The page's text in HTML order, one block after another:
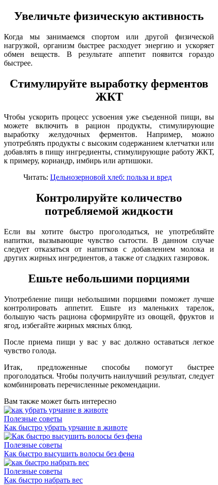
Увеличьте физическую активность
Когда мы занимаемся спортом или другой физической
нагрузкой, организм быстрее расходует энергию и ускоряет
обмен веществ. В результате аппетит появится гораздо
быстрее.
Стимулируйте выработку ферментов
ЖКТ
Чтобы ускорить процесс усвоения уже съеденной пищи, вы
можете включить в рацион продукты, стимулирующие
выработку желудочных ферментов. Например, можно
употреблять продукты с высоким содержанием клетчатки или
добавлять в пищу ингредиенты, стимулирующие работу ЖКТ,
к примеру, кориандр, имбирь или артишоки.
Читать: Цельнозерновой хлеб: польза и вред
Контролируйте количество
потребляемой жидкости
Если вы хотите быстро проголодаться, не употребляйте
напитки, вызывающие чувство сытости. В данном случае
следует отказаться от напитков с добавлением молока и
других жирных ингредиентов, а также от сладких газировок.
Ешьте небольшими порциями
Употребление пищи небольшими порциями поможет лучше
контролировать аппетит. Ешьте из маленьких тарелок,
большую часть рациона сформируйте из овощей, фруктов и
ягод, избегайте жирных мясных блюд.
После приема пищи у вас у вас должно оставаться легкое
чувство голода.
Итак, предложенные способы помогут быстрее
проголодаться. Чтобы получить наилучший результат, следует
комбинировать перечисленные рекомендации.
Вам также может быть интересно
Полезные советы
Как быстро убрать урчание в животе
Полезные советы
Как быстро высушить волосы без фена
Полезные советы
Как быстро набрать вес